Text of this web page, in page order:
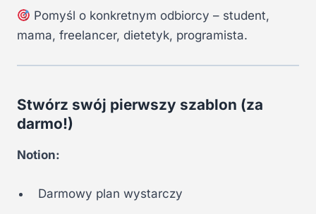
Pomyśl o konkretnym odbiorcy – student,
mama, freelancer, dietetyk, programista.
Stwórz swój pierwszy szablon (za
darmo!)
Notion:
Darmowy plan wystarczy